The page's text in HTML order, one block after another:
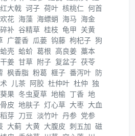
红大戟 诃子 荷叶 核桃仁 何首
花 海藻 海螵蛸 海马 海金
补 谷精草 桂枝 龟甲 关黄
广藿香 瓜蒌 钩藤 枸杞子 狗
蛤壳 蛤蚧 葛根 高良姜 藁本
干姜 甘草 附子 复盆子 茯苓
枫香脂 粉葛 榧子 番泻叶 防
儿茶 阿胶 杜仲叶 杜仲 独
果 冬虫夏草 地榆 丁香 地
皮 地肤子 灯心草 大枣 大血
稻芽 刀豆 淡竹叶 丹参 党参
大蓟 大黄 大腹皮 刺五加 磁